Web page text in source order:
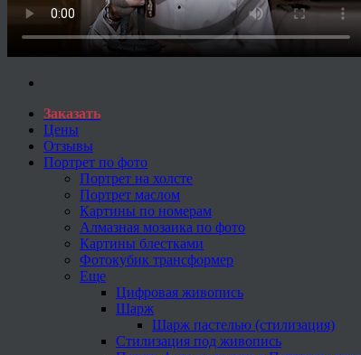
Заказать
Цены
Отзывы
Портрет по фото
Портрет на холсте
Портрет маслом
Картины по номерам
Алмазная мозаика по фото
Картины блестками
Фотокубик трансформер
Еще
Цифровая живопись
Шарж
Шарж пастелью (стилизация)
Стилизация под живопись